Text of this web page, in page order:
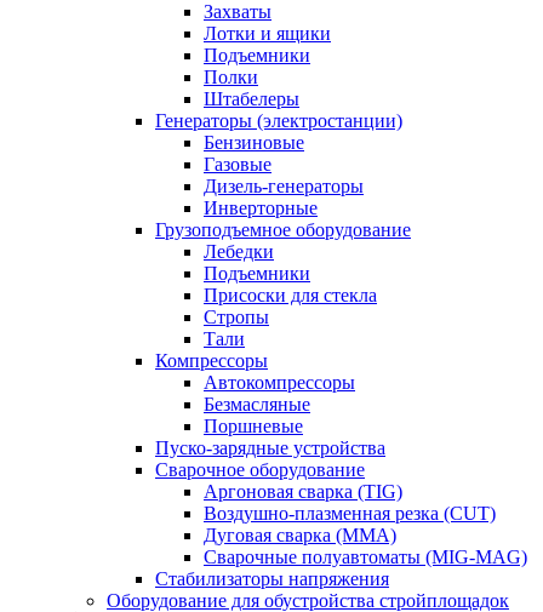
Захваты
Лотки и ящики
Подъемники
Полки
Штабелеры
Генераторы (электростанции)
Бензиновые
Газовые
Дизель-генераторы
Инверторные
Грузоподъемное оборудование
Лебедки
Подъемники
Присоски для стекла
Стропы
Тали
Компрессоры
Автокомпрессоры
Безмасляные
Поршневые
Пуско-зарядные устройства
Сварочное оборудование
Аргоновая сварка (TIG)
Воздушно-плазменная резка (CUT)
Дуговая сварка (ММА)
Сварочные полуавтоматы (MIG-MAG)
Стабилизаторы напряжения
Оборудование для обустройства стройплощадок